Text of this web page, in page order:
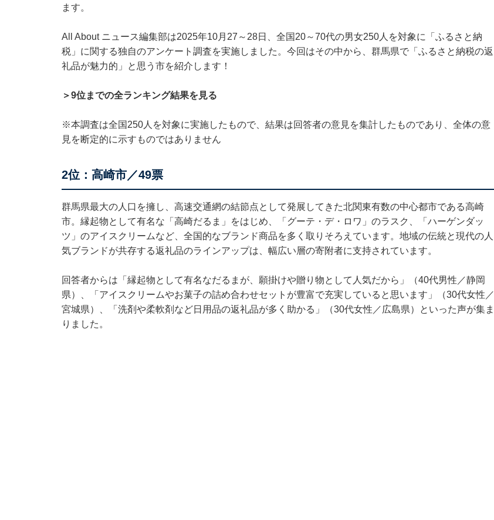
ます。
All About ニュース編集部は2025年10月27～28日、全国20～70代の男女250人を対象に「ふるさと納
税」に関する独自のアンケート調査を実施しました。今回はその中から、群馬県で「ふるさと納税の返
礼品が魅力的」と思う市を紹介します！
＞9位までの全ランキング結果を見る
※本調査は全国250人を対象に実施したもので、結果は回答者の意見を集計したものであり、全体の意
見を断定的に示すものではありません
2位：高崎市／49票
群馬県最大の人口を擁し、高速交通網の結節点として発展してきた北関東有数の中心都市である高崎
市。縁起物として有名な「高崎だるま」をはじめ、「グーテ・デ・ロワ」のラスク、「ハーゲンダッ
ツ」のアイスクリームなど、全国的なブランド商品を多く取りそろえています。地域の伝統と現代の人
気ブランドが共存する返礼品のラインアップは、幅広い層の寄附者に支持されています。
回答者からは「縁起物として有名なだるまが、願掛けや贈り物として人気だから」（40代男性／静岡
県）、「アイスクリームやお菓子の詰め合わせセットが豊富で充実していると思います」（30代女性／
宮城県）、「洗剤や柔軟剤など日用品の返礼品が多く助かる」（30代女性／広島県）といった声が集ま
りました。